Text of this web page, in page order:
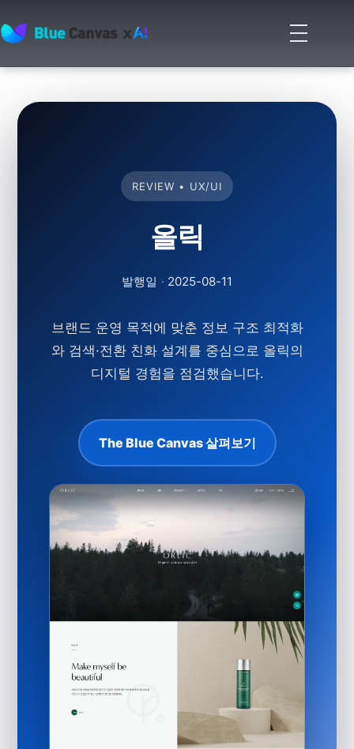
BLUECANVAS
메
뉴
기
REVIEW • UX/UI
올릭
발행일 · 2025-08-11
브랜드 운영 목적에 맞춘 정보 구조 최적화
와 검색·전환 친화 설계를 중심으로 올릭의
디지털 경험을 점검했습니다.
The Blue Canvas 살펴보기